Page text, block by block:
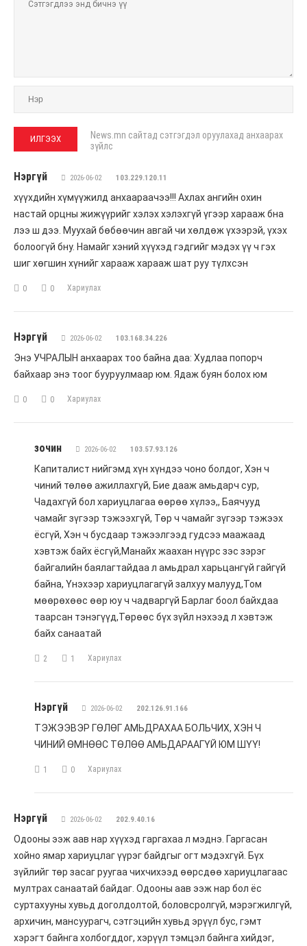
News.mn сайтад сэтгэгдэл оруулахад анхаарах
зүйлс
Нэргүй 2026-06-02 103.229.120.11
хүүхдийн хүмүүжилд анхаараачээ!!! Ахлах ангийн охин
настай орцны жижүүрийг хэлэх хэлэхгүй үгээр харааж бна
лээ ш дээ. Муухай бөбөөчин авгай чи хөлдөж үхээрэй, үхэх
болоогүй бну. Намайг хэний хүүхэд гэдгийг мэдэх үү ч гэх
шиг хөгшин хүнийг харааж харааж шат руу түлхсэн
0 0 Хариулах
Нэргүй 2026-06-02 103.168.34.226
Энэ УЧРАЛЫН анхаарах тоо байна даа: Худлаа попорч
байхаар энэ тоог бууруулмаар юм. Ядаж буян болох юм
0 0 Хариулах
зочин 2026-06-02 103.57.93.126
Капиталист нийгэмд хүн хүндээ чоно болдог, Хэн ч
чиний төлөө ажиллахгүй, Бие дааж амьдарч сур,
Чадахгүй бол хариуцлагаа өөрөө хүлээ,, Баячууд
чамайг зүгээр тэжээхгүй, Төр ч чамайг зүгээр тэжээх
ёсгүй, Хэн ч бусдаар тэжээлгээд гудсээ маажаад
хэвтэж байх ёсгүй,Манайх жаахан нүүрс зэс зэрэг
байгалийн баялагтайдаа л амьдрал харьцангүй гайгүй
байна, Үнэхээр хариуцлагагүй залхуу малууд,Том
мөөрөхөөс өөр юу ч чадваргүй Барлаг боол байхдаа
таарсан тэнэгүүд,Төрөөс бүх зүйл нэхээд л хэвтэж
байх санаатай
2 1 Хариулах
Нэргүй 2026-06-02 202.126.91.166
ТЭЖЭЭВЭР ГӨЛӨГ АМЬДРАХАА БОЛЬЧИХ, ХЭН Ч
ЧИНИЙ ӨМНӨӨС ТӨЛӨӨ АМЬДАРААГҮЙ ЮМ ШҮҮ!
1 0 Хариулах
Нэргүй 2026-06-02 202.9.40.16
Одооны ээж аав нар хүүхэд гаргахаа л мэднэ. Гаргасан
хойно ямар хариуцлаг үүрэг байдгыг огт мэдэхгүй. Бүх
зүйлийг төр засаг руугаа чихчихээд өөрсдөө хариуцлагаас
мултрах санаатай байдаг. Одооны аав ээж нар бол ёс
суртахууны хувьд доголдолтой, боловсролгүй, мэрэгжилгүй,
архичин, мансуурагч, сэтгэцийн хувьд эрүүл бус, гэмт
хэрэгт байнга холбогддог, хэрүүл тэмцэл байнга хийдэг,